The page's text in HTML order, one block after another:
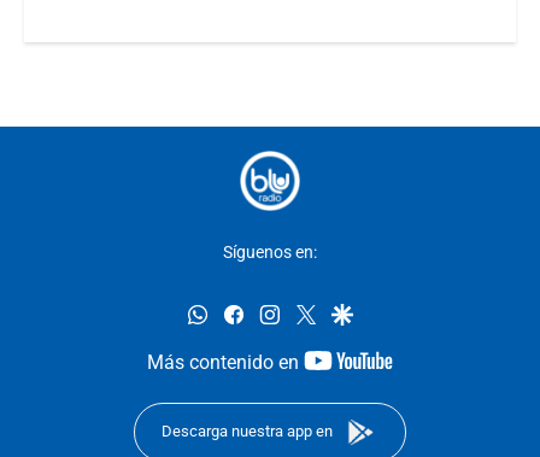
Síguenos en:
whatsappfacebookinstagram
twittergoogle
Más contenido en
youtube-
Descarga nuestra app en